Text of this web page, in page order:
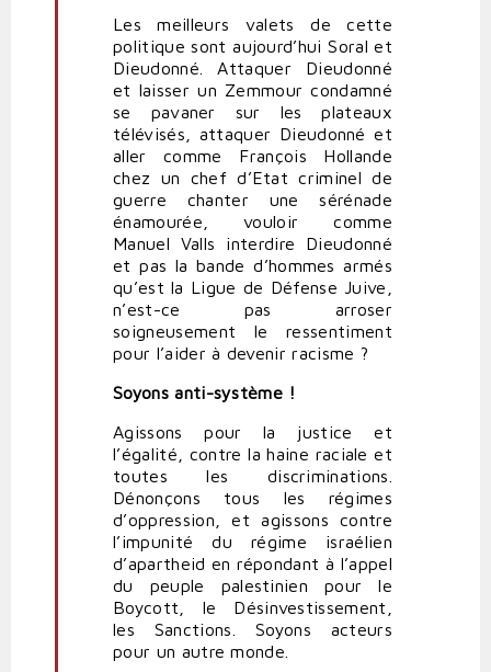
Les meilleurs valets de cette
politique sont aujourd’hui Soral et
Dieudonné. Attaquer Dieudonné
et laisser un Zemmour condamné
se pavaner sur les plateaux
télévisés, attaquer Dieudonné et
aller comme François Hollande
chez un chef d’Etat criminel de
guerre chanter une sérénade
énamourée, vouloir comme
Manuel Valls interdire Dieudonné
et pas la bande d’hommes armés
qu’est la Ligue de Défense Juive,
n’est-ce pas arroser
soigneusement le ressentiment
pour l’aider à devenir racisme ?
Soyons anti-système !
Agissons pour la justice et
l’égalité, contre la haine raciale et
toutes les discriminations.
Dénonçons tous les régimes
d’oppression, et agissons contre
l’impunité du régime israélien
d’apartheid en répondant à l’appel
du peuple palestinien pour le
Boycott, le Désinvestissement,
les Sanctions. Soyons acteurs
pour un autre monde.